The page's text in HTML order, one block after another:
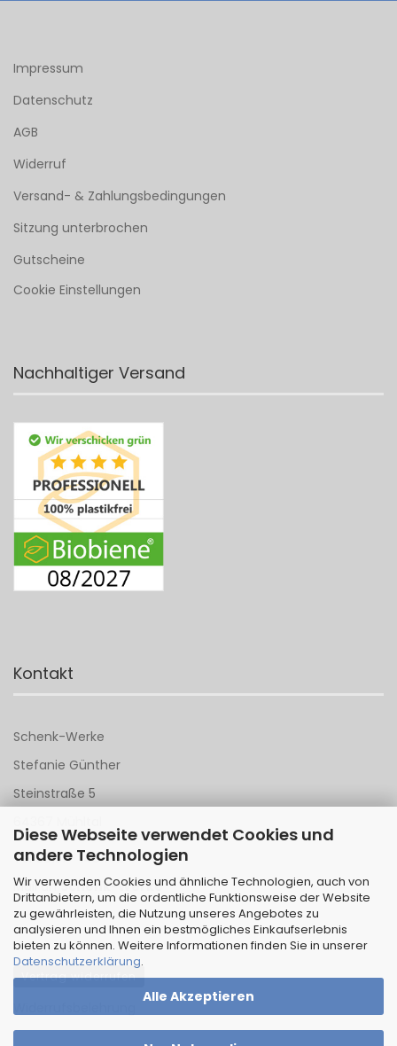
Diese Webseite verwendet Cookies und
andere Technologien
Wir verwenden Cookies und ähnliche Technologien, auch von
Drittanbietern, um die ordentliche Funktionsweise der Website
zu gewährleisten, die Nutzung unseres Angebotes zu
analysieren und Ihnen ein bestmögliches Einkaufserlebnis
bieten zu können. Weitere Informationen finden Sie in unserer
Datenschutzerklärung.
Alle Akzeptieren
Impressum
Datenschutz
AGB
Widerruf
Versand- & Zahlungsbedingungen
Sitzung unterbrochen
Gutscheine
Cookie Einstellungen
Nachhaltiger Versand
Kontakt
Schenk-Werke
Stefanie Günther
Steinstraße 5
Tel 06151 - 148 142
Mail anSchenk-Werke
Vertrag widerrufen